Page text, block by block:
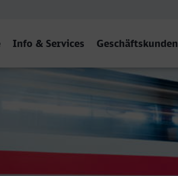
Info & Services Geschäftskunden
Ratingen